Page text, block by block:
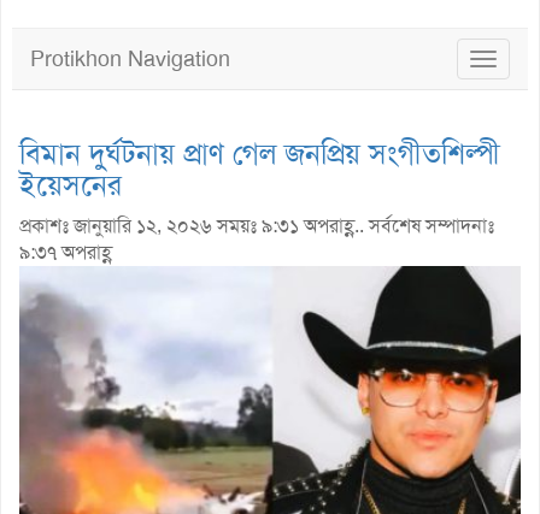
Toggle
Protikhon Navigation
বিমান দুর্ঘটনায় প্রাণ গেল জনপ্রিয় সংগীতশিল্পী
ইয়েসনের
প্রকাশঃ জানুয়ারি ১২, ২০২৬ সময়ঃ ৯:৩১ অপরাহ্ণ.. সর্বশেষ সম্পাদনাঃ
৯:৩৭ অপরাহ্ণ